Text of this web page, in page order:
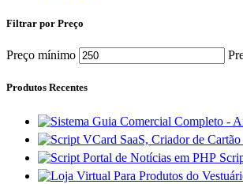
Filtrar por Preço
Preço mínimo
Produtos Recentes